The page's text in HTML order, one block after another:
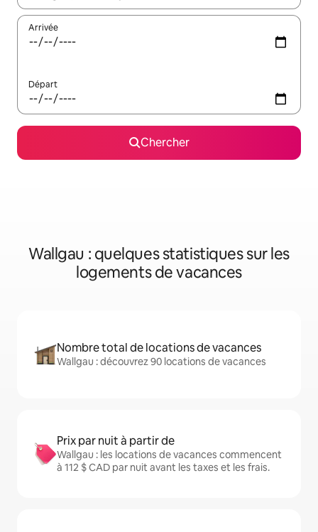
Arrivée
Départ
Chercher
Wallgau : quelques statistiques sur les
logements de vacances
Nombre total de locations de vacances
Wallgau : découvrez 90 locations de vacances
Prix par nuit à partir de
Wallgau : les locations de vacances commencent
à 112 $ CAD par nuit avant les taxes et les frais.